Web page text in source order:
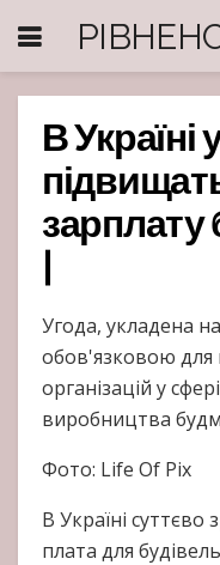
В Україні
|
Угода, укладена
обов'язковою для
організацій у
виробництва
Фото: Life Of Pix
В Україні суттєво
плата для